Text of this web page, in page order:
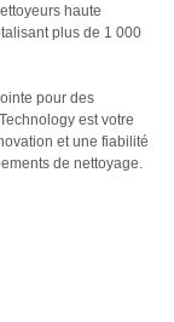
haute
plus de 1 000
pour des
est votre
et une fiabilité
de nettoyage.